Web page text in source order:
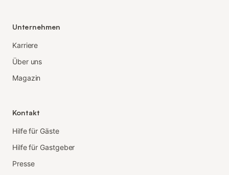
Unternehmen
Karriere
Über uns
Magazin
Kontakt
Hilfe für Gäste
Hilfe für Gastgeber
Presse